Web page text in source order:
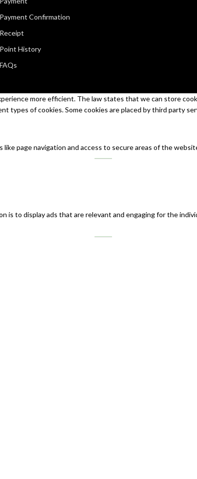
Payment Confirmation
Receipt
Point History
FAQs
more efficient. The law states that we can store
types of cookies. Some cookies are placed by third party
like page navigation and access to secure areas of the
to display ads that are relevant and engaging for the